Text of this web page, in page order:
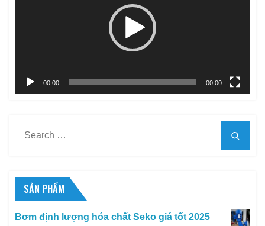
00:00 00:00
SẢN PHẨM
Bơm định lượng hóa chất Seko giá tốt 2025